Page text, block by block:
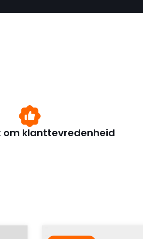
om klanttevredenheid